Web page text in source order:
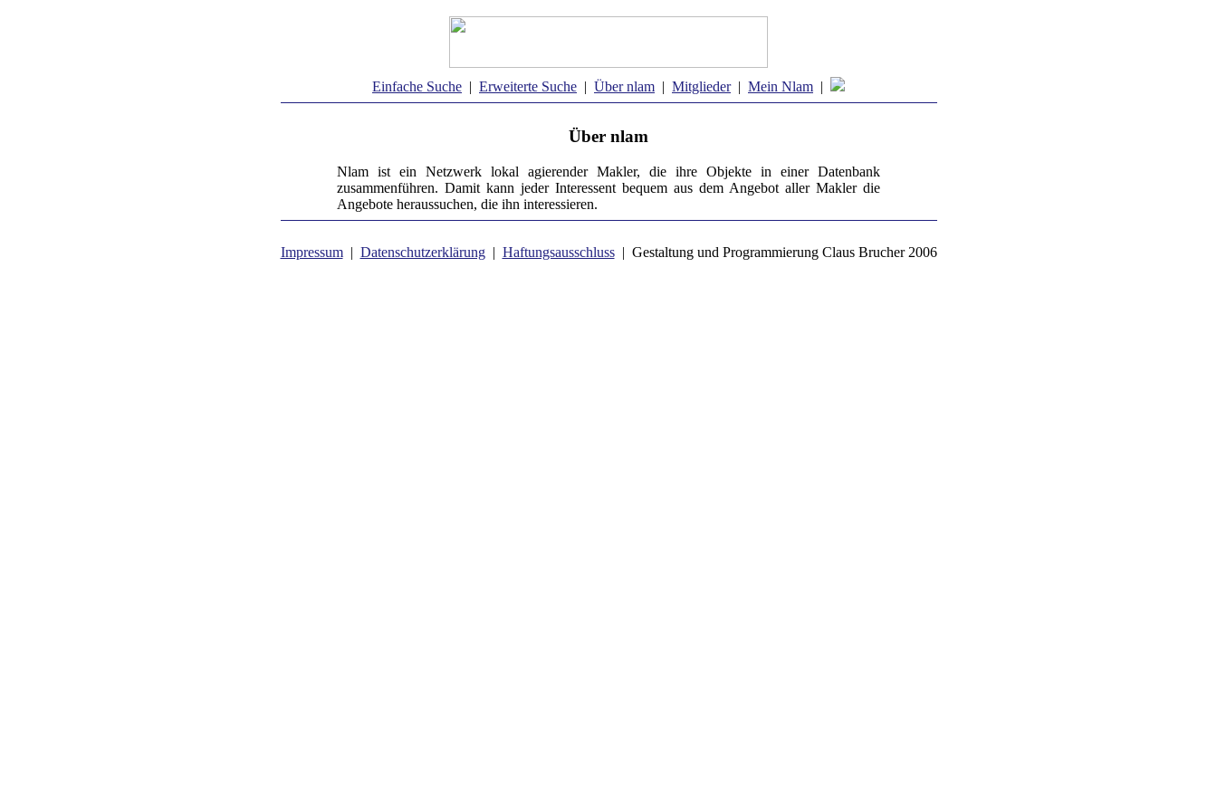
Einfache Suche | Erweiterte Suche | Über nlam | Mitglieder| Mein Nlam |
Über nlam
Nlam ist ein Netzwerk lokal agierender Makler, die ihre Objekte in einer Datenbank
zusammenführen. Damit kann jeder Interessent bequem aus dem Angebot aller Makler die
Angebote heraussuchen, die ihn interessieren.
Impressum| Datenschutzerklärung| Haftungsausschluss| Gestaltung und Programmierung Claus Brucher 2006